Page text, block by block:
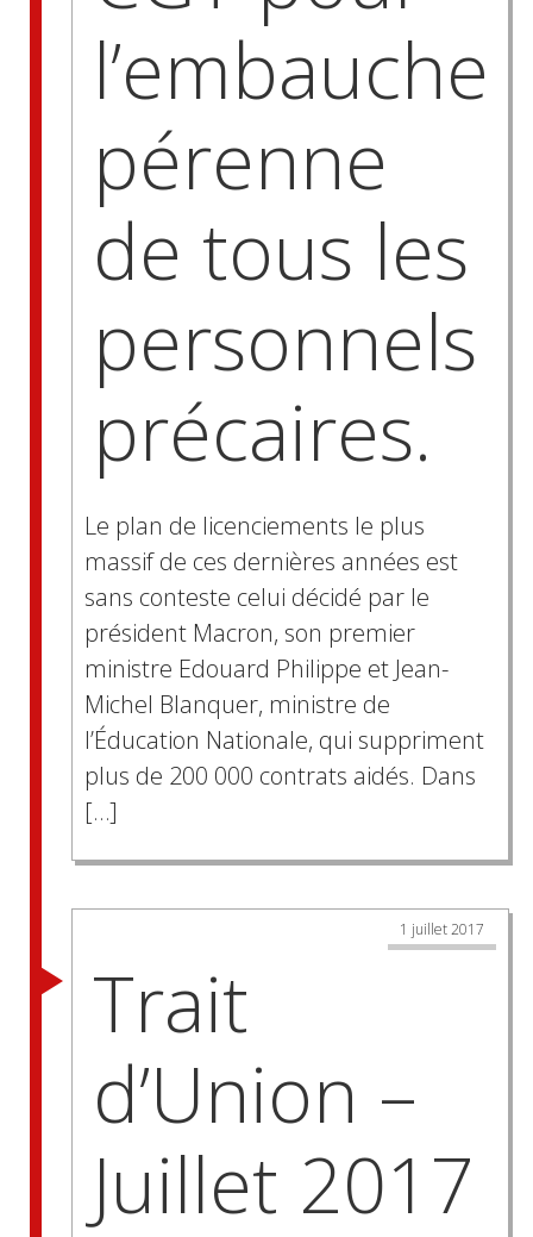
l’embauche
pérenne
de tous les
personnels
précaires.
Le plan de licenciements le plus
massif de ces dernières années est
sans conteste celui décidé par le
président Macron, son premier
ministre Edouard Philippe et Jean-
Michel Blanquer, ministre de
l’Éducation Nationale, qui suppriment
plus de 200 000 contrats aidés. Dans
[…]
1 juillet 2017
Trait
d’Union –
Juillet 2017